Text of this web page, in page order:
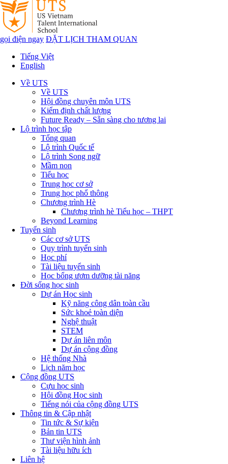
gọi điện ngay ĐẶT LỊCH THAM QUAN
Tiếng Việt
English
Về UTS
Về UTS
Hội đồng chuyên môn UTS
Kiểm định chất lượng
Future Ready – Sẵn sàng cho tương lai
Lộ trình học tập
Tổng quan
Lộ trình Quốc tế
Lộ trình Song ngữ
Mầm non
Tiểu học
Trung học cơ sở
Trung học phổ thông
Chương trình Hè
Chương trình hè Tiểu học – THPT
Beyond Learning
Tuyển sinh
Các cơ sở UTS
Quy trình tuyển sinh
Học phí
Tài liệu tuyển sinh
Học bổng ươm dưỡng tài năng
Đời sống học sinh
Dự án Học sinh
Kỹ năng công dân toàn cầu
Sức khoẻ toàn diện
Nghệ thuật
STEM
Dự án liên môn
Dự án cộng đồng
Hệ thống Nhà
Lịch năm học
Cộng đồng UTS
Cựu học sinh
Hội đồng Học sinh
Tiếng nói của cộng đồng UTS
Thông tin & Cập nhật
Tin tức & Sự kiện
Bản tin UTS
Thư viện hình ảnh
Tài liệu hữu ích
Liên hệ